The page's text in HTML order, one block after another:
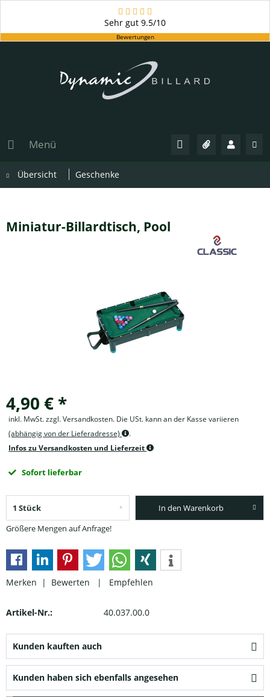
Sehr gut 9.5/10
Bewertungen
Menü
Übersicht Geschenke
Miniatur-Billardtisch, Pool
4,90 € *
inkl. MwSt. zzgl. Versandkosten. Die USt. kann an der Kasse variieren
(abhängig von der Lieferadresse)
.
Infos zu Versandkosten und Lieferzeit
Sofort lieferbar
Größere Mengen auf Anfrage!
In den Warenkorb
Merken | Bewerten | Empfehlen
Artikel-Nr.: 40.037.00.0
Kunden kauften auch
Kunden haben sich ebenfalls angesehen